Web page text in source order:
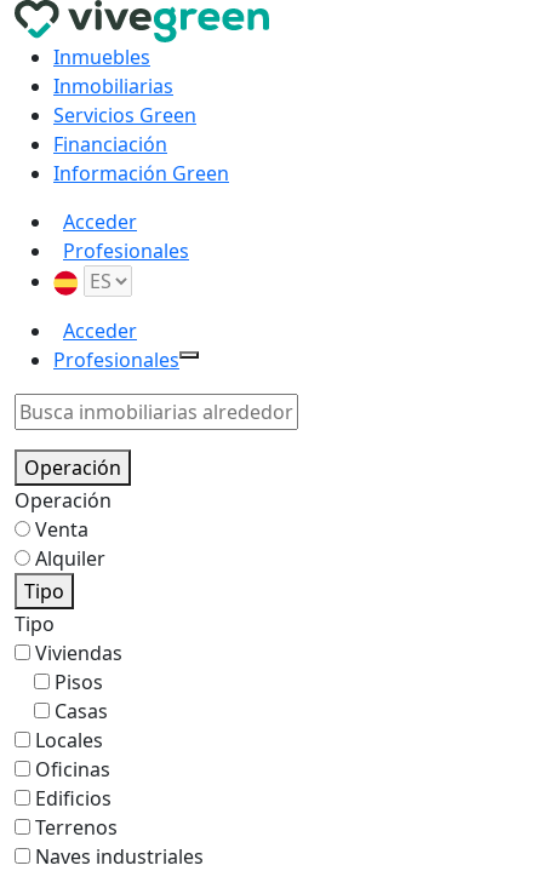
Inmuebles
Inmobiliarias
Servicios Green
Financiación
Información Green
Acceder
Profesionales
Acceder
Profesionales
Operación
Operación
Venta
Alquiler
Tipo
Tipo
Viviendas
Pisos
Casas
Locales
Oficinas
Edificios
Terrenos
Naves industriales